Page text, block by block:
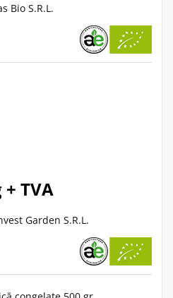
Bio S.R.L.
TVA
Garden S.R.L.